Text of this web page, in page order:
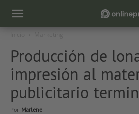
Producción de
impresión al
publicitario
Por Marlene -